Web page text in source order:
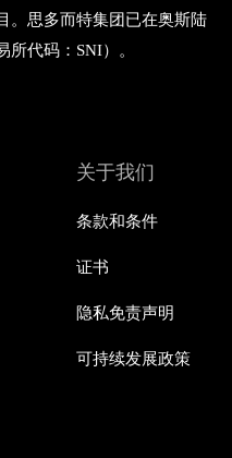
。思多而特集团已在奥斯陆
代码：SNI）。
关于我们
条款和条件
证书
隐私免责声明
可持续发展政策